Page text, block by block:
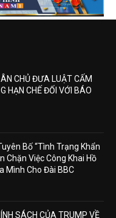
CHỦ ĐƯA LUẬT CẤM
HẠN CHẾ ĐỐI VỚI BÁO
Bố “Tình Trạng Khẩn
Chặn Việc Công Khai Hồ
Mình Cho Đài BBC
SÁCH CỦA TRUMP VỀ